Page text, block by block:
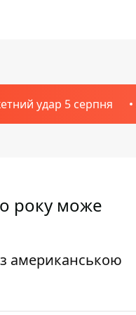
удар 5 серпня
року може
американською